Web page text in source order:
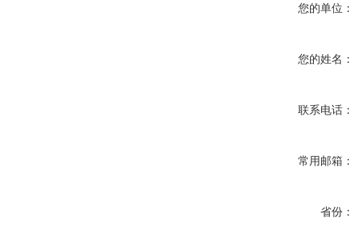
您的单位：
您的姓名：
联系电话：
常用邮箱：
省份：